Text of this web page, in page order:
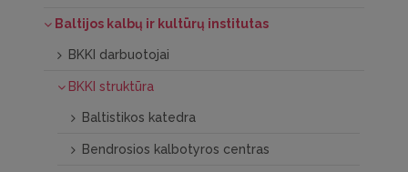
Baltijos kalbų ir kultūrų institutas
BKKI darbuotojai
BKKI struktūra
Baltistikos katedra
Bendrosios kalbotyros centras